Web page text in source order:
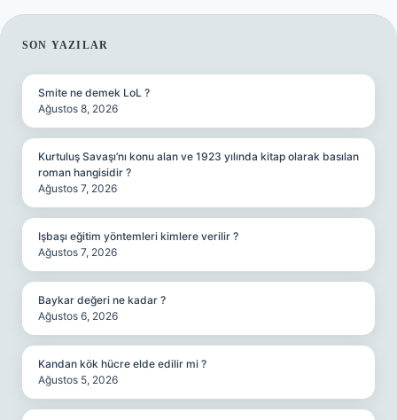
SIDEBAR
SON YAZILAR
Smite ne demek LoL ?
Ağustos 8, 2026
Kurtuluş Savaşı’nı konu alan ve 1923 yılında kitap olarak basılan
roman hangisidir ?
Ağustos 7, 2026
Işbaşı eğitim yöntemleri kimlere verilir ?
Ağustos 7, 2026
Baykar değeri ne kadar ?
Ağustos 6, 2026
Kandan kök hücre elde edilir mi ?
Ağustos 5, 2026